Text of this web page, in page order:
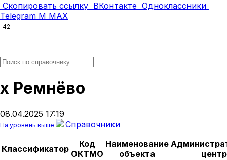
Скопировать ссылку ВКонтакте Одноклассники
Telegram M MAX
42
х Ремнёво
08.04.2025 17:19
На уровень выше Справочники
Классификатор
Код
ОКТМО
Наименование
объекта
центр